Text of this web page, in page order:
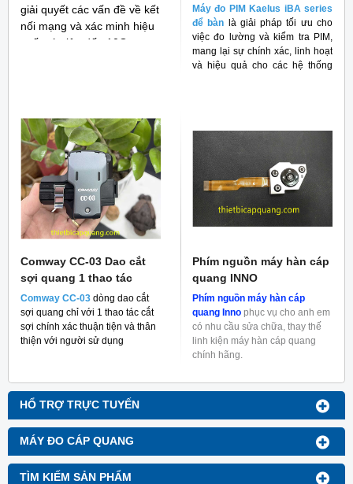
HỔ TRỢ TRỰC TUYẾN
MÁY ĐO CÁP QUANG
TÌM KIẾM SẢN PHẨM
giải quyết các vấn đề về kết
nối mạng và xác minh hiệu
suất cáp lên đến 10G
Máy đo PIM Kaelus iBA series
để bàn là giải pháp tối ưu cho
việc đo lường và kiểm tra PIM,
mang lại sự chính xác, linh hoạt
và hiệu quả cho các hệ thống
Comway CC-03 Dao cắt
sợi quang 1 thao tác
Comway CC-03 dòng dao cắt
sợi quang chỉ với 1 thao tác cắt
sợi chính xác thuận tiện và thân
thiện với người sử dụng
Phím nguồn máy hàn cáp
quang INNO
Phím nguồn máy hàn cáp
quang Inno phục vụ cho anh em
có nhu cầu sửa chữa, thay thế
linh kiện máy hàn cáp quang
chính hãng.